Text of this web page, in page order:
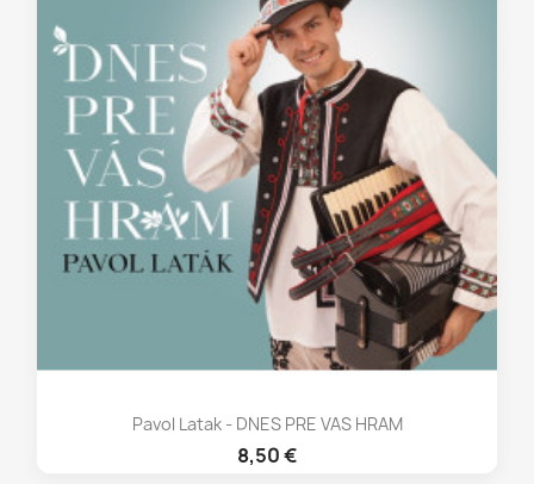
Pavol Latak - DNES PRE VAS HRAM
8,50 €